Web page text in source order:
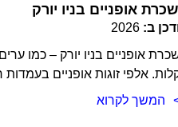
אופניים בניו יורק
ב: 2026
אופניים בניו יורק – כמו
אלפי זוגות אופניים
המשך לקרוא